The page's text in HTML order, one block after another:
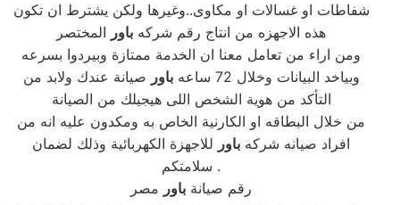
شفاطات او غسالات او مكاوى..وغيرها ولكن يشترط ان تكون
هذه الاجهزه من انتاج رقم شركه باور المختصر
ومن اراء من تعامل معنا ان الخدمة ممتازة وبيردوا بسرعه
وبياخد البيانات وخلال 72 ساعه
باور صيانة عندك ولابد من
التأكد من هوية الشخص اللى هيجيلك من الصيانة
من خلال البطاقه او الكارنية الخاص به ومكدون عليه انه من
افراد صيانه شركه باور للاجهزة الكهربائية وذلك لضمان
سلامتكم .
رقم صيانة باور مصر